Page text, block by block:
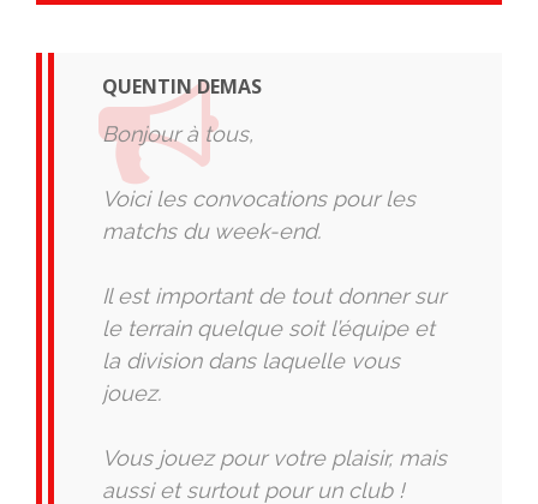
QUENTIN DEMAS
Bonjour à tous,
Voici les convocations pour les
matchs du week-end.
Il est important de tout donner sur
le terrain quelque soit l’équipe et
la division dans laquelle vous
jouez.
Vous jouez pour votre plaisir, mais
aussi et surtout pour un club !